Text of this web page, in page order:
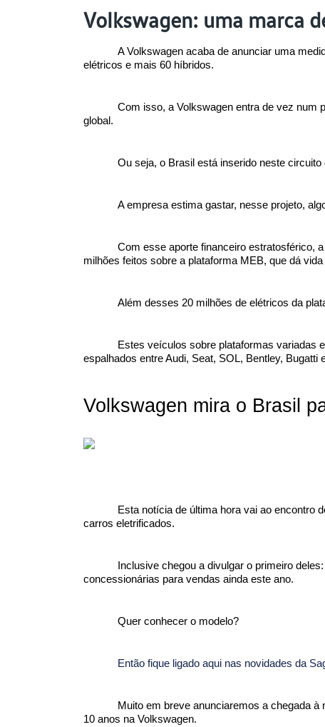
Volkswagen: uma marca
A Volkswagen acaba de anunciar uma
elétricos e mais 60 híbridos.
Com isso, a Volkswagen entra de vez num
global.
Ou seja, o Brasil está inserido neste
A empresa estima gastar, nesse projeto,
Com esse aporte financeiro estratosférico,
milhões feitos sobre a plataforma MEB, que dá
Além desses 20 milhões de elétricos da
Estes veículos sobre plataformas variadas
espalhados entre Audi, Seat, SOL, Bentley, Bugatti
Volkswagen mira o Brasil
Esta notícia de última hora vai ao encontro
carros eletrificados.
Inclusive chegou a divulgar o primeiro
concessionárias para vendas ainda este ano.
Quer conhecer o modelo?
Então fique ligado aqui nas novidades da
Muito em breve anunciaremos a chegada
10 anos na Volkswagen.